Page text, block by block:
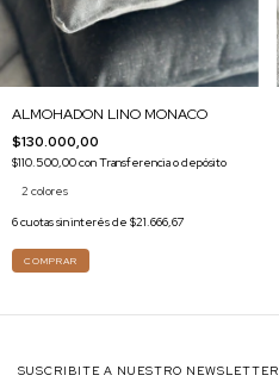
ALMOHADON LINO MONACO
$130.000,00
$110.500,00conTransferencia o depósito
2 colores
6cuotas sin interés de $21.666,67
COMPRAR
SUSCRIBITE A NUESTRO NEWSLETTER